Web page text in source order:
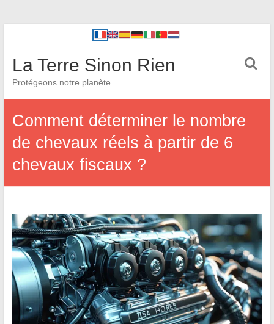
La Terre Sinon Rien
Protégeons notre planète
Comment déterminer le nombre
de chevaux réels à partir de 6
chevaux fiscaux ?